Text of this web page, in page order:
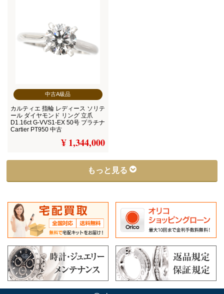
中古A級品
カルティエ 指輪 レディース ソリテ
ール ダイヤモンド リング 立爪
D1.16ct G-VVS1-EX 50号 プラチナ
Cartier PT950 中古
¥ 1,344,000
もっと見る